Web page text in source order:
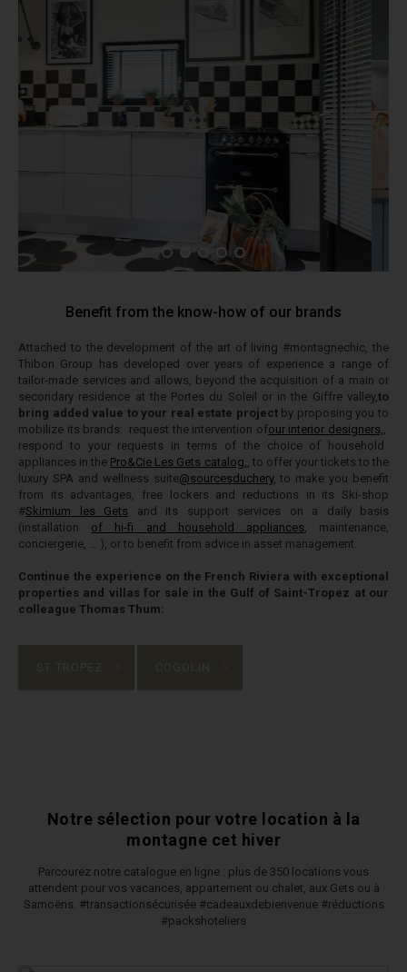
Benefit from the know-how of our brands
Attached to the development of the art of living #montagnechic, the
Thibon Group has developed over years of experience a range of
tailor-made services and allows, beyond the acquisition of a main or
secondary residence at the Portes du Soleil or in the Giffre valley,to
bring added value to your real estate projectby proposing you to
mobilize its brands: request the intervention ofour interior designers,
respond to your requests in terms of the choice of household
appliances in the Pro&Cie Les Gets catalog,
to offer your tickets to the
luxury SPA and wellness suite@sourcesduchery, to make you benefit
from its advantages, free lockers and reductions in its Ski-shop
#Skimium les Gets and its support services on a daily basis
(installation of hi-fi and household appliances , maintenance,
conciergerie, … ), or to benefit from advice in asset management.
Continue the experience on the French Riviera with exceptional
properties and villas for sale in the Gulf of Saint-Tropez at our
colleague Thomas Thum:
Notre sélection pour votre location à la
montagne cet hiver
Parcourez notre catalogue en ligne : plus de 350 locations vous
attendent pour vos vacances, appartement ou chalet, aux Gets ou à
Samoëns. #transactionsécurisée #cadeauxdebienvenue #réductions
#packshoteliers